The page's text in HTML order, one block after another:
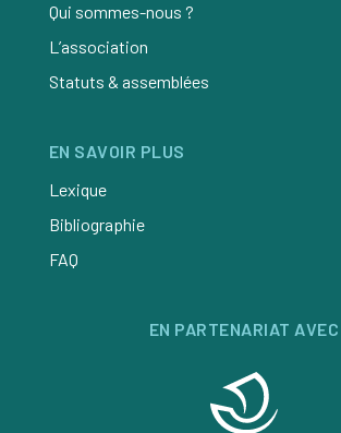
Qui sommes-nous ?
L’association
Statuts & assemblées
EN SAVOIR PLUS
Lexique
Bibliographie
FAQ
EN PARTENARIAT AVEC